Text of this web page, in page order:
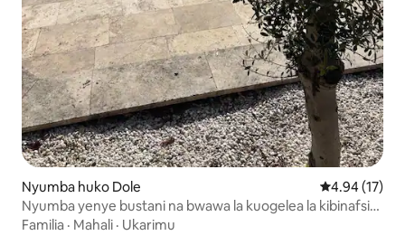
Nyumba huko Dole Ukadiriaji wa
4.94 (17)
Nyumba yenye bustani na bwawa la kuogelea la kibinafsi
huko Mont-Roland
Familia · Mahali · Ukarimu